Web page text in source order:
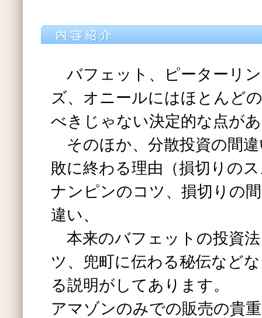
バフェット、ピーターリ
ズ、オニールにはほとんど
べきじゃない決定的な点が
そのほか、分散投資の間違
敗に終わる理由（損切りの
ナンピンのコツ、損切りの
違い、
本来のバフェットの投資
ツ、兜町に伝わる秘伝など
る説明がしてあります。
アマゾンのみでの販売の貴